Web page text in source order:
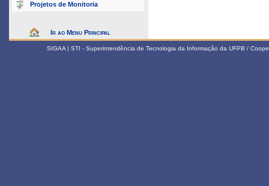
Projetos de Monitoria
Ir ao Menu Principal
SIGAA | STI - Superintendência de Tecnologia da Informação da UFPB /